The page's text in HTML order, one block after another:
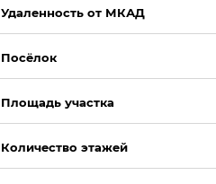
Удаленность от МКАД
Посёлок
Площадь участка
Количество этажей